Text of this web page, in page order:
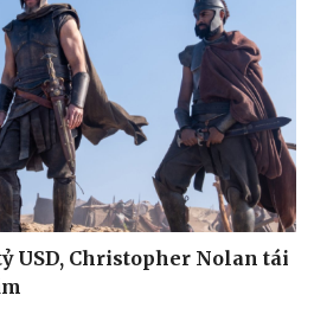
USD, Christopher Nolan tái